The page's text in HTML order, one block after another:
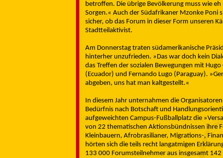
betroffen. Die übrige Bevölkerung muss wie
Sorgen.« Auch der Südafrikaner Mzonke Poni
sicher, ob das Forum in dieser Form unseren
Stadtteilaktivist.
Am Donnerstag traten südamerikanische
hinterher unzufrieden. »Das war doch kein
das Treffen der sozialen Bewegungen mit
(Ecuador) und Fernando Lugo (Paraguay).
abgeben, uns hat man kaltgestellt.«
In diesem Jahr unternahmen die
Bedürfnis nach Botschaft und
aufgeweichten Campus-Fußballplatz die
von 22 thematischen Aktionsbündnissen ihre
Kleinbauern, Afrobrasilianer, Migrations-,
hörten sich die teils recht langatmigen
133 000 Forumsteilnehmer aus insgesamt